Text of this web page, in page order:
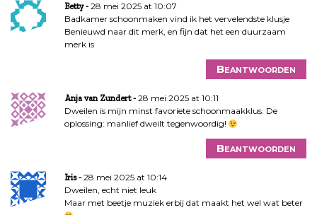
Betty
28 mei 2025 at 10:07
Badkamer schoonmaken vind ik het vervelendste klusje
Benieuwd naar dit merk, en fijn dat het een duurzaam
merk is
Beantwoorden
Anja van Zundert
28 mei 2025 at 10:11
Dweilen is mijn minst favoriete schoonmaakklus. De
oplossing: manlief dweilt tegenwoordig!
Beantwoorden
Iris
28 mei 2025 at 10:14
Dweilen, echt niet leuk
Maar met beetje muziek erbij dat maakt het wel wat beter